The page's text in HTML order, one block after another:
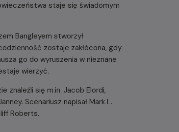
staje się świadomym
Bangleyem stworzył
zostaje zakłócona, gdy
go do wyruszenia w nieznane
wierzyć.
znaleźli się m.in. Jacob Elordi,
Scenariusz napisał Mark L.
Roberts.